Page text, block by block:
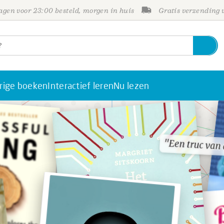
voor 23:00 besteld, morgen in huis Gratis verzending
boekenInteractief lerenNu lezen
"Een truc van
"Een truc van